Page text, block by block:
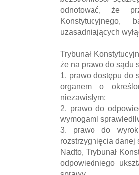
odnotować, że
uzasadniających
Trybunał
że na prawo do sądu
1. prawo dostępu do
organem o
niezawisłym;
2. prawo do
wymogami
3. prawo do
rozstrzygnięcia danej
Nadto, Trybunał
odpowiedniego